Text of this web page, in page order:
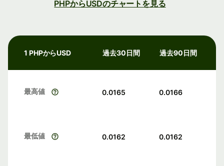
PHPからUSDのチャートを見る
1 PHPからUSD 過去30日間 過去90日間
最高値 0.0165 0.0166
最低値 0.0162 0.0162